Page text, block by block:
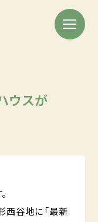
ウスが
西谷地に「最新